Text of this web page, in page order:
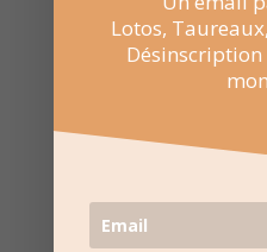
16 Nov 2025
Salle Becmil
30340, France,
Lotos,